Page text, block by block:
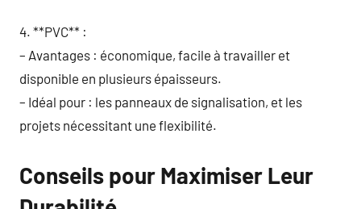
4. **PVC** :
– Avantages : économique, facile à travailler et
disponible en plusieurs épaisseurs.
– Idéal pour : les panneaux de signalisation, et les
projets nécessitant une flexibilité.
Conseils pour Maximiser Leur